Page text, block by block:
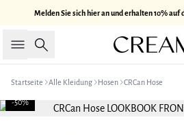
Melden Sie sich hier an und erhalten 10%
Suche
Startseite Alle Kleidung Hosen CRCan Hose
-50%